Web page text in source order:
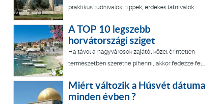
praktikus tudnivalók, tippek, érdekes látnivalók.
A TOP 10 legszebb
horvátországi sziget
Ha távol a nagyvárosok zajától közel érintetlen
természetben szeretne pihenni, akkor fedezze fel...
Miért változik a Húsvét dátuma
minden évben ?